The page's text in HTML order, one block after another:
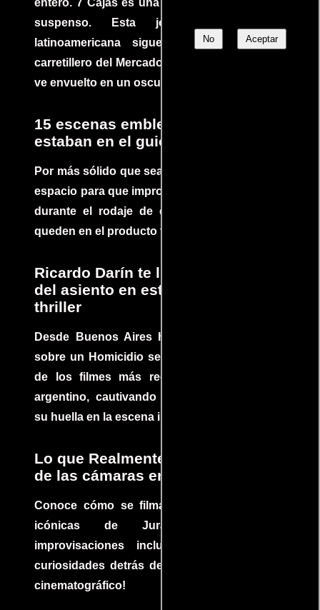
No Aceptar
entero. 7 Cajas es una explosión de acción y
suspenso. Esta joya cinematográfica
latinoamericana sigue la historia de un
carretillero del Mercado 4 de Asunción que se
ve envuelto en un oscuro mundo de crimen
15 escenas emblemáticas que no
estaban en el guion
Por más sólido que sea un guión siempre hay
espacio para que improvisaciones que se dan
durante el rodaje de determinadas escenas
queden en el producto final.
Ricardo Darín te llevará al borde
del asiento en este increíble
thriller
Desde Buenos Aires hasta el mundo, Tesis
sobre un Homicidio se ha convertido en uno
de los filmes más recomendados del cine
argentino, cautivando audiencias y dejando
su huella en la escena internacional.
Lo que Realmente Sucedió detrás
de las cámaras en Jurassic Park
Conoce cómo se filmaron algunas escenas
icónicas de Jurassic Park, con
improvisaciones incluidas. ¡Descubre las
curiosidades detrás del rodaje de un clásico
cinematográfico!